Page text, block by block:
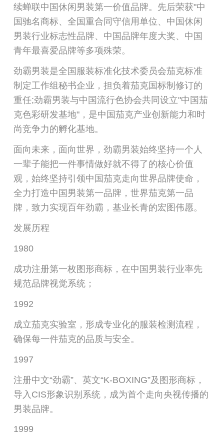
续蝉联中国休闲男装第一价值品牌。先后荣获"中
国驰名商标、全国重合同守信用单位、中国休闲
男装行业标志性品牌、中国品牌年度大奖、中国
青年最喜爱品牌等多项殊荣。
劲霸男装是全国服装标准化技术委员会茄克标准
制定工作组秘书企业，担负着茄克国标制修订的
重任;劲霸男装与中国流行色协会共同设立"中国茄
克色彩研发基地"，是中国茄克产业创新能力和时
尚竞争力的孵化基地。
面向未来，面向世界，劲霸男装始终坚持一个人
一辈子能把一件事情做好就不得了的核心价值
观，始终坚持引领中国茄克走向世界品牌使命，
全力打造中国男装第一品牌，世界茄克第一品
牌，致力实现百年劲霸，基业长青的宏图伟愿。
发展历程
1980
成功注册第一枚图形商标，在中国男装行业率先
规范品牌视觉系统；
1992
成立茄克实验室，形成专业化的服装检测流程，
确保每一件茄克的品质与安全。
1997
注册中文“劲霸”、英文“K-BOXING”及图形商标，
导入CIS形象识别系统，成为首个走向央视传播的
男装品牌。
1999